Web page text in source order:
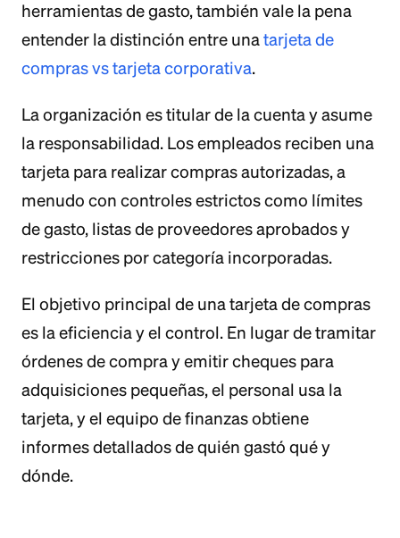
herramientas de gasto, también vale la pena
entender la distinción entre unatarjeta de
compras vs tarjeta corporativa.
La organización es titular de la cuenta y asume
la responsabilidad. Los empleados reciben una
tarjeta para realizar compras autorizadas, a
menudo con controles estrictos como límites
de gasto, listas de proveedores aprobados y
restricciones por categoría incorporadas.
El objetivo principal de una tarjeta de compras
es la eficiencia y el control. En lugar de tramitar
órdenes de compra y emitir cheques para
adquisiciones pequeñas, el personal usa la
tarjeta, y el equipo de finanzas obtiene
informes detallados de quién gastó qué y
dónde.